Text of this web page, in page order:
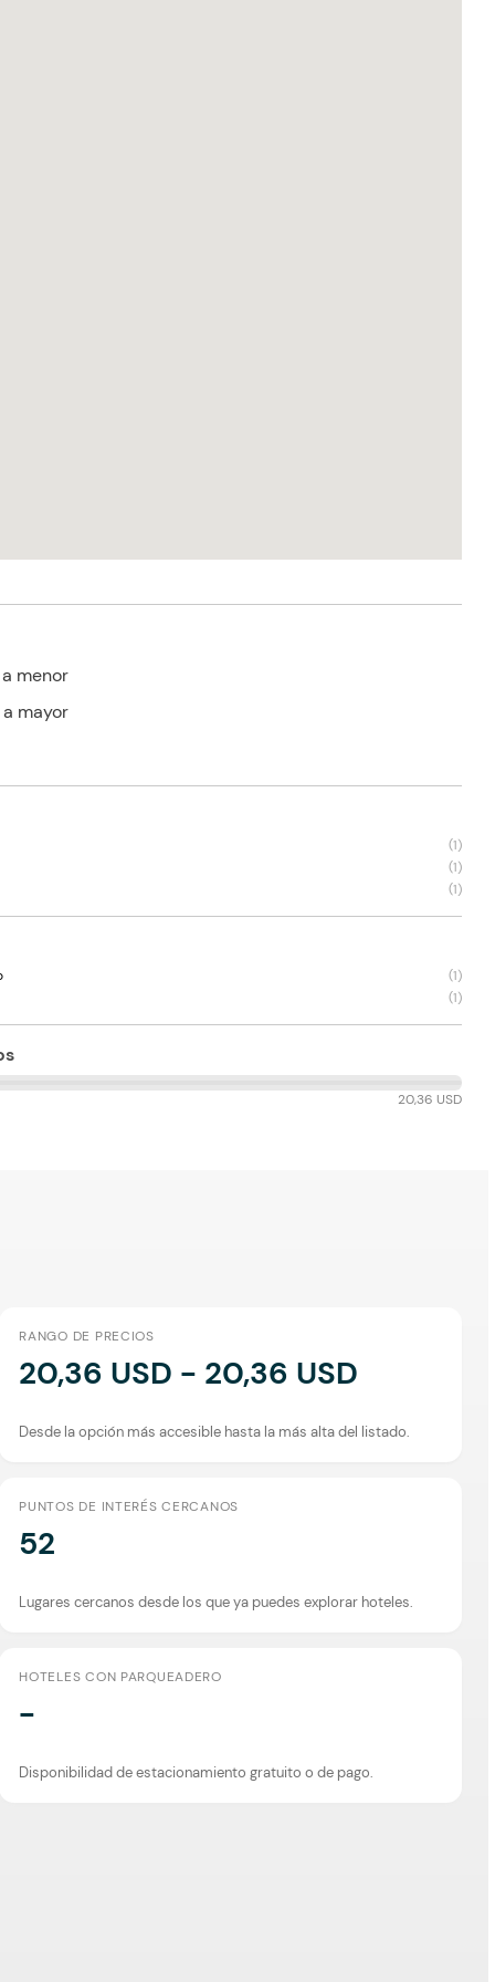
menor
mayor
(1)
(1)
(1)
(1)
(1)
20,36 USD
RANGO DE PRECIOS
20,36 USD - 20,36 USD
Desde la opción más accesible hasta la más alta del listado.
PUNTOS DE INTERÉS CERCANOS
52
Lugares cercanos desde los que ya puedes explorar hoteles.
HOTELES CON PARQUEADERO
-
Disponibilidad de estacionamiento gratuito o de pago.